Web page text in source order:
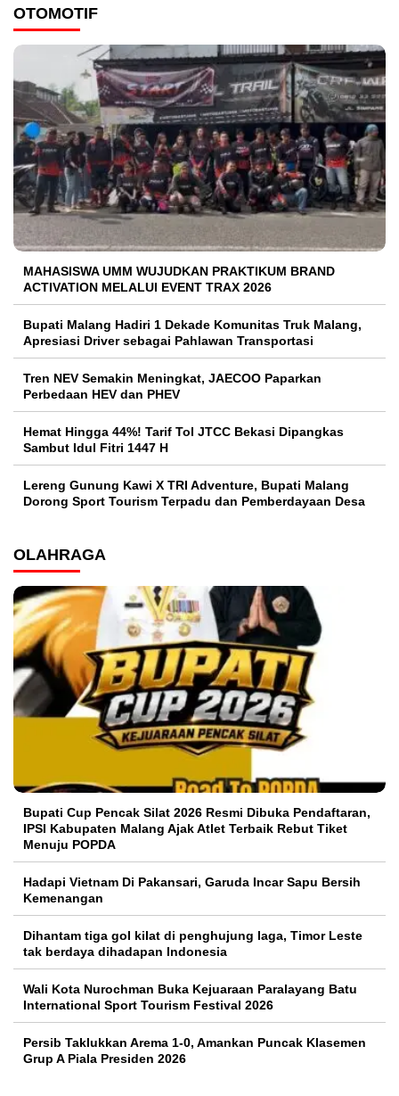
OTOMOTIF
MAHASISWA UMM WUJUDKAN PRAKTIKUM BRAND
ACTIVATION MELALUI EVENT TRAX 2026
Bupati Malang Hadiri 1 Dekade Komunitas Truk Malang,
Apresiasi Driver sebagai Pahlawan Transportasi
Tren NEV Semakin Meningkat, JAECOO Paparkan
Perbedaan HEV dan PHEV
Hemat Hingga 44%! Tarif Tol JTCC Bekasi Dipangkas
Sambut Idul Fitri 1447 H
Lereng Gunung Kawi X TRI Adventure, Bupati Malang
Dorong Sport Tourism Terpadu dan Pemberdayaan Desa
OLAHRAGA
Bupati Cup Pencak Silat 2026 Resmi Dibuka Pendaftaran,
IPSI Kabupaten Malang Ajak Atlet Terbaik Rebut Tiket
Menuju POPDA
Hadapi Vietnam Di Pakansari, Garuda Incar Sapu Bersih
Kemenangan
Dihantam tiga gol kilat di penghujung laga, Timor Leste
tak berdaya dihadapan Indonesia
Wali Kota Nurochman Buka Kejuaraan Paralayang Batu
International Sport Tourism Festival 2026
Persib Taklukkan Arema 1-0, Amankan Puncak Klasemen
Grup A Piala Presiden 2026